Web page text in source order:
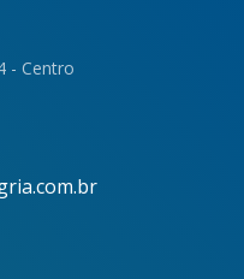
- Centro